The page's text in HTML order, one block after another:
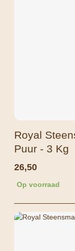
Royal
Puur - 3 Kg
26,50
Op voorraad